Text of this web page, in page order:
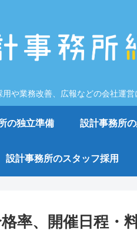
や業務改善、広報などの会社運
の独立準備 設計事務所
設計事務所のスタッフ採用
率、開催日程・